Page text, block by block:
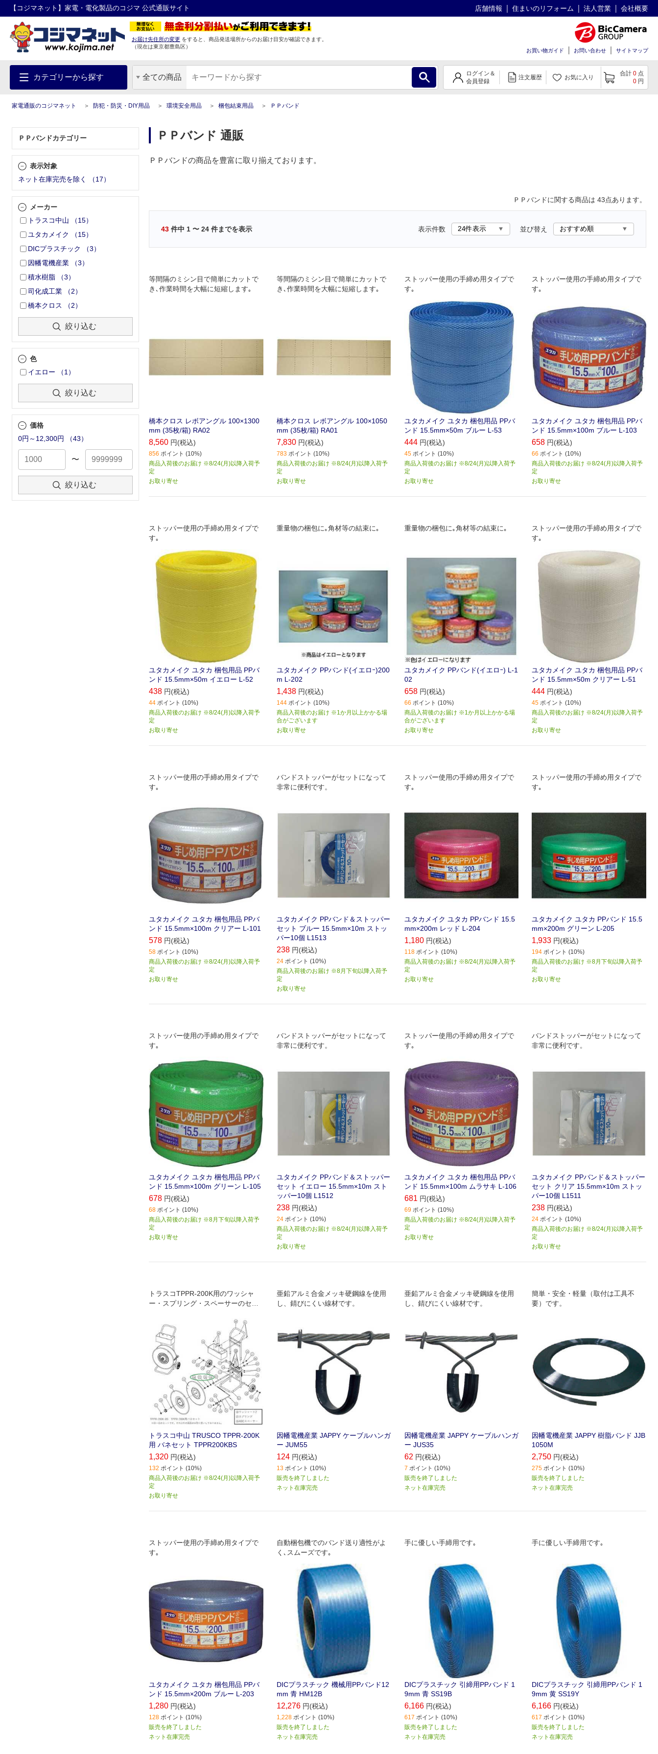
【コジマネット】家電・電化製品のコジマ 公式通販サイト 店舗情報 住まいのリフォーム 法人営業 会社概要
お届け先住所の変更 をすると、商品発送場所からのお届け目安が確認できます。
（現在は東京都豊島区）
お買い物ガイド お問い合わせ サイトマップ
カテゴリーから探す 全ての商品
ログイン＆
会員登録
注文履歴 お気に入り
合計 0 点
0 円
家電通販のコジマネット 防犯・防災・DIY用品 環境安全用品 梱包結束用品 ＰＰバンド
ＰＰバンドカテゴリー
表示対象
ネット在庫完売を除く
（17）
メーカー
トラスコ中山
（15）
ユタカメイク
（15）
DICプラスチック
（3）
因幡電機産業
（3）
積水樹脂
（3）
司化成工業
（2）
橋本クロス
（2）
絞り込む
色
イエロー
（1 ）
絞り込む
価格
0円～12,300円
（43）
〜
絞り込む
ＰＰバンド 通販
ＰＰバンドの商品を豊富に取り揃えております。
ＰＰバンドに関する商品は 43点あります。
43 件中 1 〜 24 件までを表示 表示件数 並び替え
等間隔のミシン目で簡単にカットで
き､作業時間を大幅に短縮します｡
橋本クロス レボアングル 100×1300
mm (35枚/箱) RA02
8,560 円(税込)
856 ポイント (10%)
商品入荷後のお届け ※8/24(月)以降入荷予
定
お取り寄せ
等間隔のミシン目で簡単にカットで
き､作業時間を大幅に短縮します｡
橋本クロス レボアングル 100×1050
mm (35枚/箱) RA01
7,830 円(税込)
783 ポイント (10%)
商品入荷後のお届け ※8/24(月)以降入荷予
定
お取り寄せ
ストッパー使用の手締め用タイプで
す｡
ユタカメイク ユタカ 梱包用品 PPバ
ンド 15.5mm×50m ブルー L-53
444 円(税込)
45 ポイント (10%)
商品入荷後のお届け ※8/24(月)以降入荷予
定
お取り寄せ
ストッパー使用の手締め用タイプで
す｡
ユタカメイク ユタカ 梱包用品 PPバ
ンド 15.5mm×100m ブルー L-103
658 円(税込)
66 ポイント (10%)
商品入荷後のお届け ※8/24(月)以降入荷予
定
お取り寄せ
ストッパー使用の手締め用タイプで
す｡
ユタカメイク ユタカ 梱包用品 PPバ
ンド 15.5mm×50m イエロー L-52
438 円(税込)
44 ポイント (10%)
商品入荷後のお届け ※8/24(月)以降入荷予
定
お取り寄せ
重量物の梱包に｡角材等の結束に｡
ユタカメイク PPバンド(イエロｰ)200
m L-202
1,438 円(税込)
144 ポイント (10%)
商品入荷後のお届け ※1か月以上かかる場
合がございます
お取り寄せ
重量物の梱包に｡角材等の結束に｡
ユタカメイク PPバンド(イエロｰ) L-1
02
658 円(税込)
66 ポイント (10%)
商品入荷後のお届け ※1か月以上かかる場
合がございます
お取り寄せ
ストッパー使用の手締め用タイプで
す｡
ユタカメイク ユタカ 梱包用品 PPバ
ンド 15.5mm×50m クリアー L-51
444 円(税込)
45 ポイント (10%)
商品入荷後のお届け ※8/24(月)以降入荷予
定
お取り寄せ
ストッパー使用の手締め用タイプで
す｡
ユタカメイク ユタカ 梱包用品 PPバ
ンド 15.5mm×100m クリアー L-101
578 円(税込)
58 ポイント (10%)
商品入荷後のお届け ※8/24(月)以降入荷予
定
お取り寄せ
バンドストッパーがセットになって
非常に便利です。
ユタカメイク PPバンド＆ストッパー
セット ブルー 15.5mm×10m ストッ
パー10個 L1513
238 円(税込)
24 ポイント (10%)
商品入荷後のお届け ※8月下旬以降入荷予
定
お取り寄せ
ストッパー使用の手締め用タイプで
す｡
ユタカメイク ユタカ PPバンド 15.5
mm×200m レッド L-204
1,180 円(税込)
118 ポイント (10%)
商品入荷後のお届け ※8/24(月)以降入荷予
定
お取り寄せ
ストッパー使用の手締め用タイプで
す｡
ユタカメイク ユタカ PPバンド 15.5
mm×200m グリーン L-205
1,933 円(税込)
194 ポイント (10%)
商品入荷後のお届け ※8月下旬以降入荷予
定
お取り寄せ
ストッパー使用の手締め用タイプで
す｡
ユタカメイク ユタカ 梱包用品 PPバ
ンド 15.5mm×100m グリーン L-105
678 円(税込)
68 ポイント (10%)
商品入荷後のお届け ※8月下旬以降入荷予
定
お取り寄せ
バンドストッパーがセットになって
非常に便利です。
ユタカメイク PPバンド＆ストッパー
セット イエロー 15.5mm×10m スト
ッパー10個 L1512
238 円(税込)
24 ポイント (10%)
商品入荷後のお届け ※8/24(月)以降入荷予
定
お取り寄せ
ストッパー使用の手締め用タイプで
す｡
ユタカメイク ユタカ 梱包用品 PPバ
ンド 15.5mm×100m ムラサキ L-106
681 円(税込)
69 ポイント (10%)
商品入荷後のお届け ※8/24(月)以降入荷予
定
お取り寄せ
バンドストッパーがセットになって
非常に便利です。
ユタカメイク PPバンド＆ストッパー
セット クリア 15.5mm×10m ストッ
パー10個 L1511
238 円(税込)
24 ポイント (10%)
商品入荷後のお届け ※8/24(月)以降入荷予
定
お取り寄せ
トラスコTPPR-200K用のワッシャ
ー・スプリング・スペーサーのセッ
トラスコ中山 TRUSCO TPPR-200K
用 バネセット TPPR200KBS
1,320 円(税込)
132 ポイント (10%)
商品入荷後のお届け ※8/24(月)以降入荷予
定
お取り寄せ
亜鉛アルミ合金メッキ硬鋼線を使用
し、錆びにくい線材です。
因幡電機産業 JAPPY ケーブルハンガ
ー JUM55
124 円(税込)
13 ポイント (10%)
販売を終了しました
ネット在庫完売
亜鉛アルミ合金メッキ硬鋼線を使用
し、錆びにくい線材です。
因幡電機産業 JAPPY ケーブルハンガ
ー JUS35
62 円(税込)
7 ポイント (10%)
販売を終了しました
ネット在庫完売
簡単・安全・軽量（取付は工具不
要）です。
因幡電機産業 JAPPY 樹脂バンド JJB
1050M
2,750 円(税込)
275 ポイント (10%)
販売を終了しました
ネット在庫完売
ストッパー使用の手締め用タイプで
す｡
ユタカメイク ユタカ 梱包用品 PPバ
ンド 15.5mm×200m ブルー L-203
1,280 円(税込)
128 ポイント (10%)
販売を終了しました
ネット在庫完売
自動梱包機でのバンド送り適性がよ
く､スムーズです｡
DICプラスチック 機械用PPバンド12
mm 青 HM12B
12,276 円(税込)
1,228 ポイント (10%)
販売を終了しました
ネット在庫完売
手に優しい手締用です｡
DICプラスチック 引締用PPバンド 1
9mm 青 SS19B
6,166 円(税込)
617 ポイント (10%)
販売を終了しました
ネット在庫完売
手に優しい手締用です｡
DICプラスチック 引締用PPバンド 1
9mm 黄 SS19Y
6,166 円(税込)
617 ポイント (10%)
販売を終了しました
ネット在庫完売